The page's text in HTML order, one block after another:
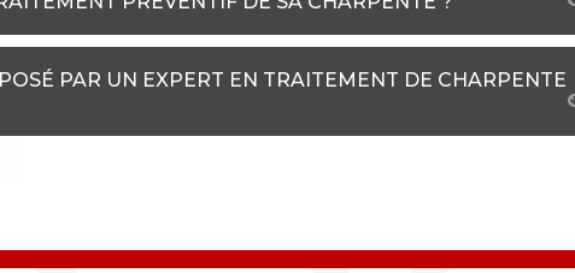
PAR UN EXPERT EN TRAITEMENT DE CHARPENTE